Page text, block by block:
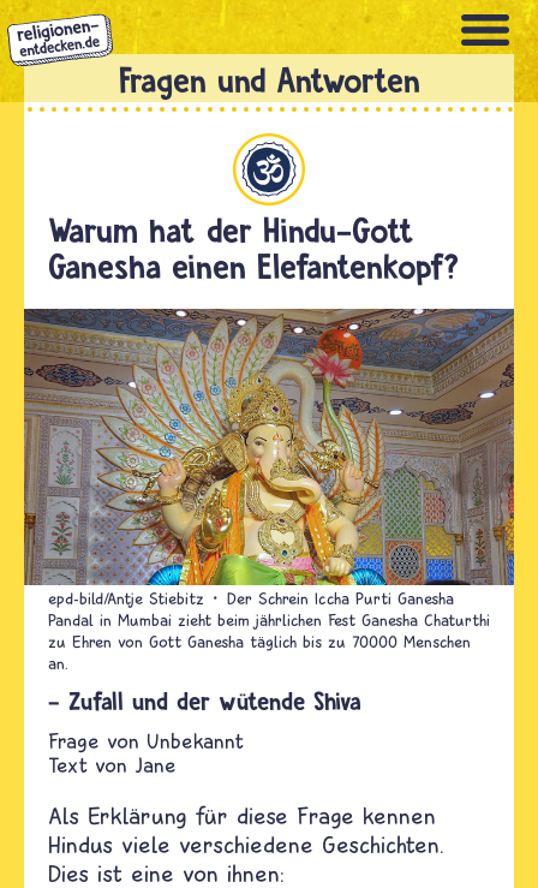
Direkt
zum
Inhalt
Warum hat der Hindu-Gott
Ganesha einen Elefantenkopf?
epd-bild/Antje Stiebitz
Der Schrein Iccha Purti Ganesha
Pandal in Mumbai zieht beim jährlichen Fest Ganesha Chaturthi
zu Ehren von Gott Ganesha täglich bis zu 70000 Menschen
an.
- Zufall und der wütende Shiva
Unbekannt
Text von Jane
Als Erklärung für diese Frage kennen
Hindus viele verschiedene Geschichten.
Dies ist eine von ihnen: